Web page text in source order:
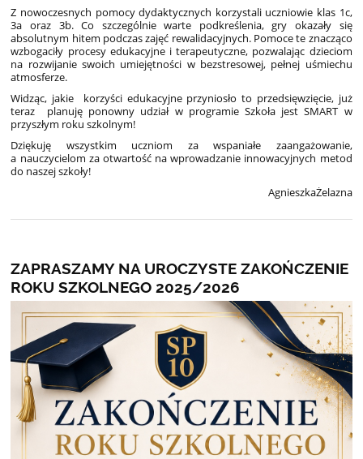
Z nowoczesnych pomocy dydaktycznych korzystali uczniowie klas 1c,
3a oraz 3b. Co szczególnie warte podkreślenia, gry okazały się
absolutnym hitem podczas zajęć rewalidacyjnych. Pomoce te znacząco
wzbogaciły procesy edukacyjne i terapeutyczne, pozwalając dzieciom
na rozwijanie swoich umiejętności w bezstresowej, pełnej uśmiechu
atmosferze.
Widząc, jakie korzyści edukacyjne przyniosło to przedsięwzięcie, już
teraz planuję ponowny udział w programie Szkoła jest SMART w
przyszłym roku szkolnym!
Dziękuję wszystkim uczniom za wspaniałe zaangażowanie,
a nauczycielom za otwartość na wprowadzanie innowacyjnych metod
do naszej szkoły!
AgnieszkaŻelazna
ZAPRASZAMY NA UROCZYSTE ZAKOŃCZENIE
ROKU SZKOLNEGO 2025/2026